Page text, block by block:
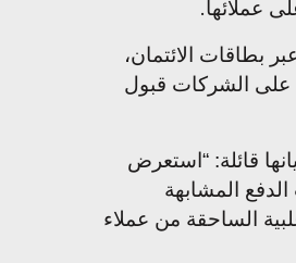
عملائها.
بطاقات الائتمان،
وتحظر القواعد الجديدة على الشركات قبول
قائلة: “استعرض
المشابهة
الساحقة من عملاء